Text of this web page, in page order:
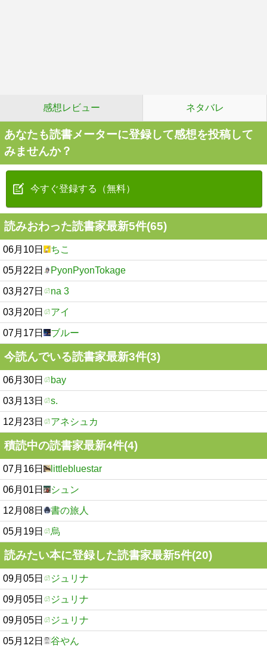
感想レビュー ネタバレ
あなたも読書メーターに登録して感想を投稿して
みませんか？
今すぐ登録する（無料）
読みおわった読書家最新5件(65)
06月10日 ちこ
05月22日 PyonPyonTokage
03月27日 na 3
03月20日 アイ
07月17日 ブルー
今読んでいる読書家最新3件(3)
06月30日 bay
03月13日 s.
12月23日 アネシュカ
積読中の読書家最新4件(4)
07月16日 littlebluestar
06月01日 シュン
12月08日 書の旅人
05月19日 烏
読みたい本に登録した読書家最新5件(20)
09月05日 ジュリナ
09月05日 ジュリナ
09月05日 ジュリナ
05月12日 谷やん